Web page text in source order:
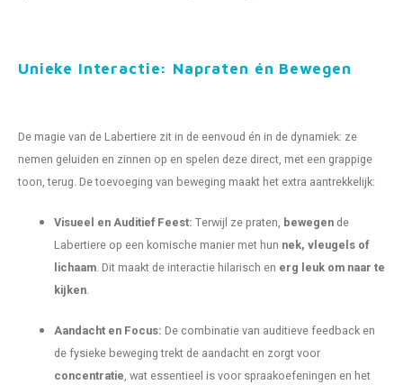
Unieke Interactie: Napraten én Bewegen
De magie van de Labertiere zit in de eenvoud én in de dynamiek: ze
nemen geluiden en zinnen op en spelen deze direct, met een grappige
toon, terug. De toevoeging van beweging maakt het extra aantrekkelijk:
Visueel en Auditief Feest: Terwijl ze praten, bewegen de
Labertiere op een komische manier met hun nek, vleugels of
lichaam. Dit maakt de interactie hilarisch en erg leuk om naar te
kijken.
Aandacht en Focus: De combinatie van auditieve feedback en
de fysieke beweging trekt de aandacht en zorgt voor
concentratie, wat essentieel is voor spraakoefeningen en het